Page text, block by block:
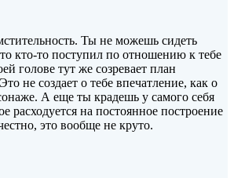
Ты не можешь сидеть
кто-то поступил по отношению к тебе
голове тут же созревает план
не создает о тебе впечатление, как о
А еще ты крадешь у самого себя
расходуется на постоянное построение
это вообще не круто.